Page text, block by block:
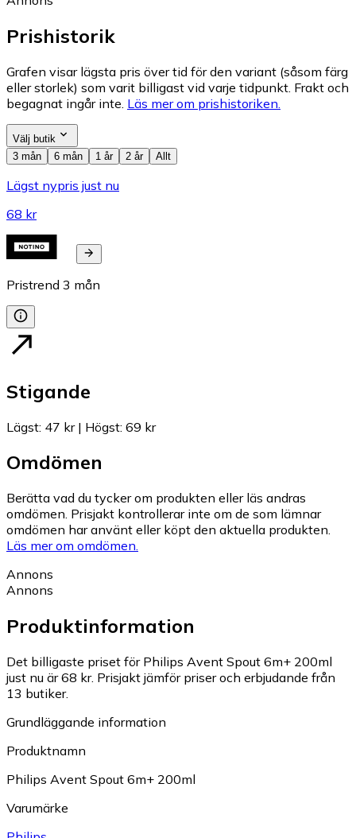
Prishistorik
Grafen visar lägsta pris över tid för den variant (såsom färg
eller storlek) som varit billigast vid varje tidpunkt. Frakt och
begagnat ingår inte. Läs mer om prishistoriken.
Välj butik
3 mån
6 mån 1 år 2 år Allt
Lägst nypris just nu
68 kr
Pristrend 3 mån
Stigande
Lägst: 47 kr| Högst: 69 kr
Omdömen
Berätta vad du tycker om produkten eller läs andras
omdömen. Prisjakt kontrollerar inte om de som lämnar
omdömen har använt eller köpt den aktuella produkten.
Läs mer om omdömen.
Annons
Annons
Produktinformation
Det billigaste priset för Philips Avent Spout 6m+ 200ml
just nu är 68 kr. Prisjakt jämför priser och erbjudande från
13 butiker.
Grundläggande information
Produktnamn
Philips Avent Spout 6m+ 200ml
Varumärke